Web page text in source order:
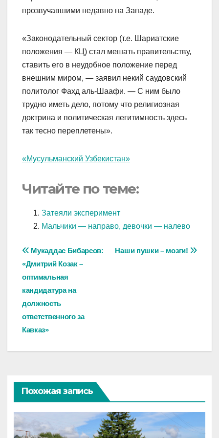
прозвучавшими недавно на Западе.
«Законодательный сектор (т.е. Шариатские
положения — КЦ) стал мешать правительству,
ставить его в неудобное положение перед
внешним миром, — заявил некий саудовский
политолог Фахд аль-Шаафи. — С ним было
трудно иметь дело, потому что религиозная
доктрина и политическая легитимность здесь
так тесно переплетены».
«Мусульманский Узбекистан»
Читайте по теме:
Затеяли эксперимент
Мальчики — направо, девочки — налево
Навигация
по
записям
Наши пушки – мозги!
Мукаддас Бибарсов:
«Дмитрий Козак –
оптимальная
кандидатура на
должность
ответственного за
Кавказ»
Похожая запись